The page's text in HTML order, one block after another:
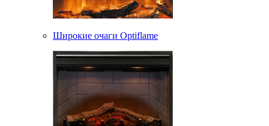
Широкие очаги Optiflame